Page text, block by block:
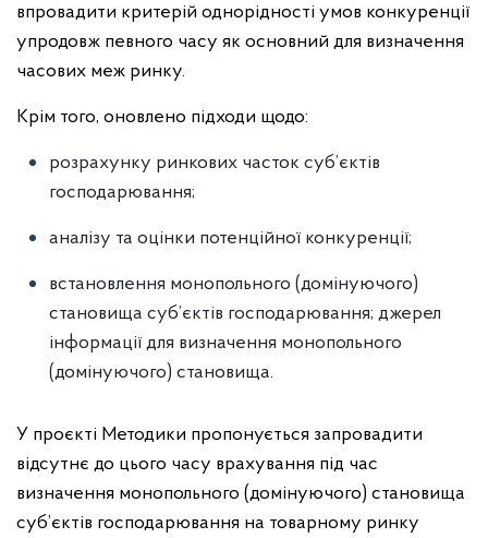
впровадити критерій однорідності умов конкуренції
упродовж певного часу як основний для визначення
часових меж ринку.
Крім того, оновлено підходи щодо:
розрахунку ринкових часток суб’єктів
господарювання;
аналізу та оцінки потенційної конкуренції;
встановлення монопольного (домінуючого)
становища суб’єктів господарювання; джерел
інформації для визначення монопольного
(домінуючого) становища.
У проєкті Методики пропонується запровадити
відсутнє до цього часу врахування під час
визначення монопольного (домінуючого) становища
суб’єктів господарювання на товарному ринку